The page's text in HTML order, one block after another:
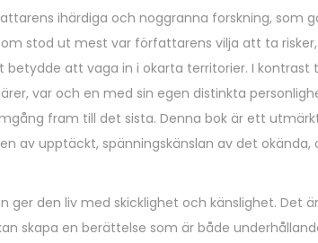
ihärdiga och noggranna forskning, som
stod ut mest var författarens vilja att ta
att vaga in i okarta territorier. I kontrast
var och en med sin egen distinkta
fram till det sista. Denna bok är ett
av upptäckt, spänningskänslan av det okända,
den liv med skicklighet och känslighet. Det
skapa en berättelse som är både